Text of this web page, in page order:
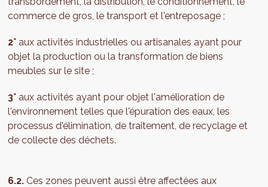
commerce de gros, le transport et l'entreposage ;
2° aux activités industrielles ou artisanales ayant pour
objet la production ou la transformation de biens
meubles sur le site ;
3° aux activités ayant pour objet l'amélioration de
l'environnement telles que l'épuration des eaux, les
processus d'élimination, de traitement, de recyclage et
de collecte des déchets.
6.2.Ces zones peuvent aussi être affectées aux